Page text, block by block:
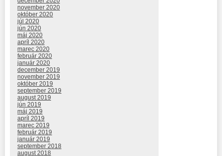
november 2020
október 2020
júl 2020
jún 2020
máj 2020
apríl 2020
marec 2020
február 2020
január 2020
december 2019
november 2019
október 2019
september 2019
august 2019
jún 2019
máj 2019
apríl 2019
marec 2019
február 2019
január 2019
september 2018
august 2018